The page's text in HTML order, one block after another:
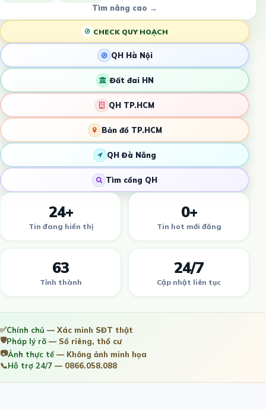
Tìm nâng cao →
CHECK QUY HOẠCH
QH Hà Nội
Đất đai HN
QH TP.HCM
Bản đồ TP.HCM
QH Đà Nẵng
Tìm cổng QH
24+
Tin đang hiển thị
0+
Tin hot mới đăng
63
Tỉnh thành
24/7
Cập nhật liên tục
✅Chính chủ — Xác minh SĐT thật
🛡️Pháp lý rõ — Sổ riêng, thổ cư
📷Ảnh thực tế— Không ảnh minh họa
📞Hỗ trợ 24/7 — 0866.058.088